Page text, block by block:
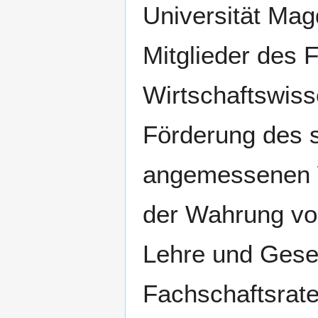
Universität
Mitglieder des
Förderung des
der Wahrung
Lehre und